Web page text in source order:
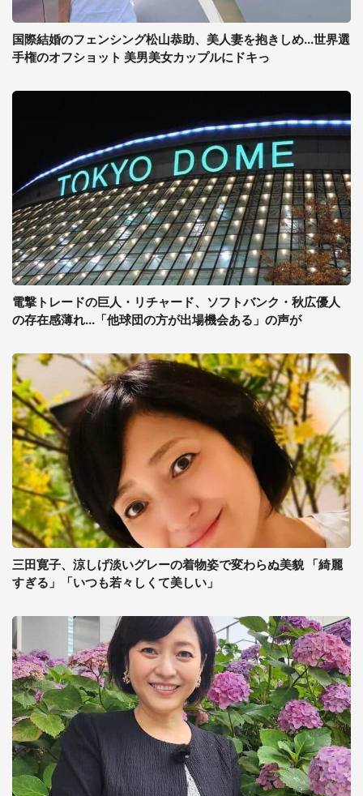
国際結婚のフェンシング松山恭助、美人妻を抱きしめ...世界選
手権のオフショット 美男美女カップルにドキっ
電撃トレードの巨人・リチャード、ソフトバンク・秋広優人
の存在感薄れ...「他球団の方が出場機会ある」の声が
三田寛子、涼しげ淡いグレーの着物姿で変わらぬ美貌 「綺麗
すぎる」「いつも若々しくて美しい」